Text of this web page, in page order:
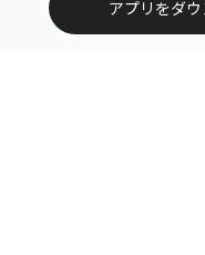
アプリをダ